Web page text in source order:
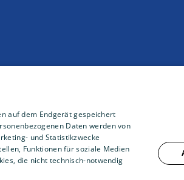
auf dem Endgerät gespeichert
Daten werden von
und Statistikzwecke
Funktionen für soziale Medien
die nicht technisch-notwendig